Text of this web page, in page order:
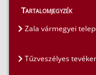
Szakmai
Tűzveszélyes
Tartalomjegyzék
Zala vármegyei
Tűzveszélyes